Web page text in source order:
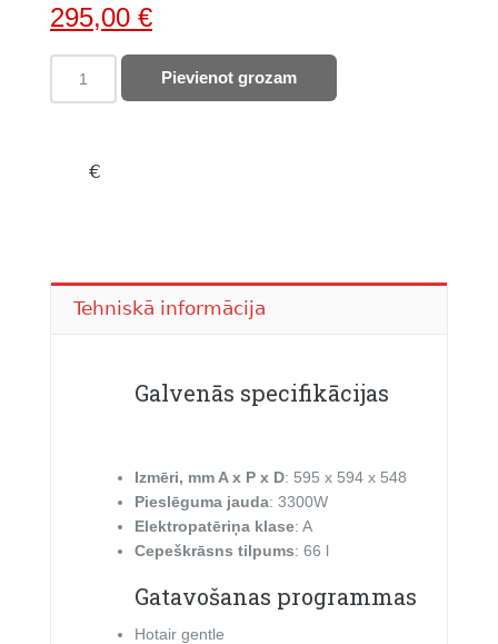
Original
price
was:
295,00 €Current
price
is:
iebūvējama
quantity
Pievienot grozam
€
Tehniskā informācija
Galvenās specifikācijas
Izmēri, mm A x P x D: 595 x 594 x 548
Pieslēguma jauda: 3300W
Elektropatēriņa klase: A
Cepeškrāsns tilpums: 66 l
Gatavošanas programmas
Hotair gentle